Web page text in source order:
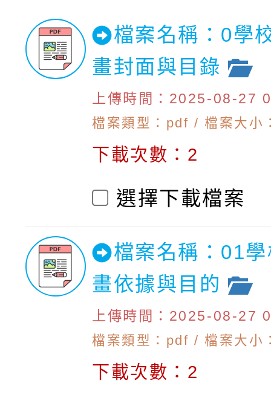
檔案名稱：0學
畫封面與目錄
上傳時間：2025-08-27
檔案類型：pdf / 檔案大小
下載次數：2
選擇下載檔案
檔案名稱：01
畫依據與目的
上傳時間：2025-08-27
檔案類型：pdf / 檔案大小
下載次數：2